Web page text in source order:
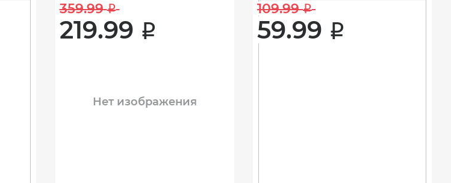
359.99 i
219.99 i
Нет изображения
109.99 i
59.99 i